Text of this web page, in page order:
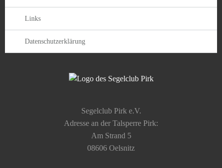
Segelclub Pirk e.V.
Adresse an der Talsperre Pirk:
Am Strand 5
08606 Oelsnitz
Links
Datenschutzerklärung